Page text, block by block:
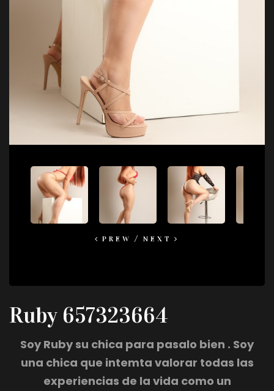
PREW NEXT
Ruby 657323664
Soy Ruby su chica para pasalo bien . Soy
una chica que intemta valorar todas las
experiencias de la vida como un